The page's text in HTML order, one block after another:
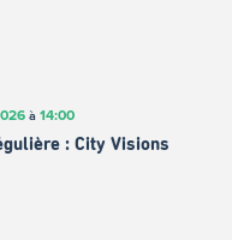
à 14:00
: City Visions